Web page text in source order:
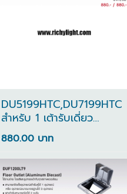
DU5199HTC,DU7199HTC
สําหรับ 1 เต้ารับเดี่ยว
DU5199HTC สําหรับ 2
อุปกรณ์ Floor Outlet
Resin Type
880.00 บาท